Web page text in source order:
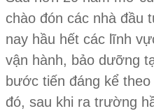
chào đón các nhà đầu
nay hầu hết các lĩnh
vận hành, bảo dưỡng
bước tiến đáng kể
đó, sau khi ra trường